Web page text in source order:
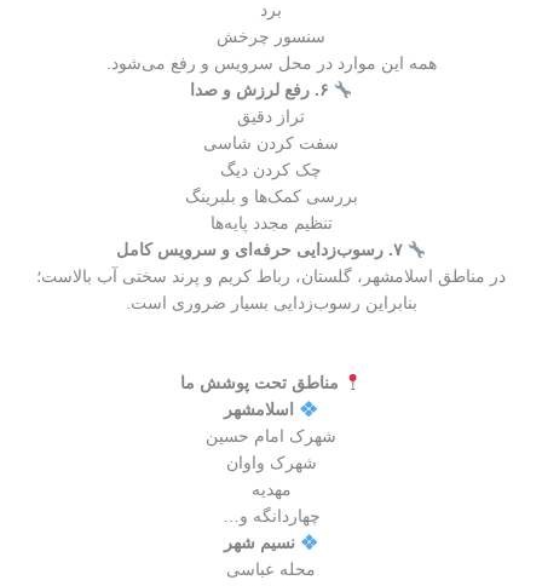
برد
سنسور چرخش
همه این موارد در محل سرویس و رفع می‌شود.
تراز دقیق
سفت کردن شاسی
چک کردن دیگ
بررسی کمک‌ها و بلبرینگ
تنظیم مجدد پایه‌ها
۷. رسوب‌زدایی حرفه‌ای و سرویس کامل
در مناطق اسلامشهر، گلستان، رباط کریم و پرند سختی آب بالاست؛
بنابراین رسوب‌زدایی بسیار ضروری است.
مناطق تحت پوشش ما
اسلامشهر
شهرک امام حسین
شهرک واوان
مهدیه
چهاردانگه و…
نسیم شهر
محله عباسی